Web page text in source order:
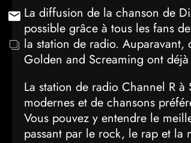
La diffusion de la chanson de
possible grâce à tous les fans
la station de radio. Auparavant,
Golden and Screaming ont
La station de radio Channel R
modernes et de chansons
Vous pouvez y entendre le
passant par le rock, le rap et la